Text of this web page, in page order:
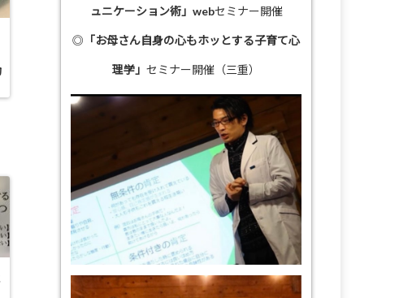
ュニケーション術」 webセミナー開催
◎ 「お母さん自身の心もホッとする子育て心
理学」 セミナー開催（三重）